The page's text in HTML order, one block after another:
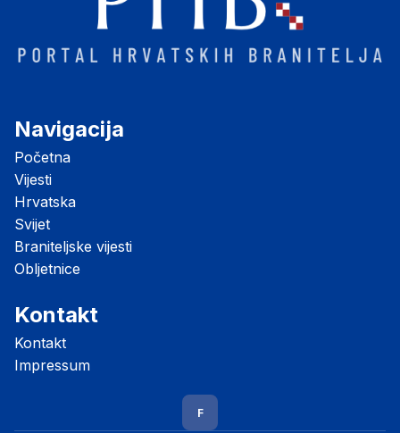
Navigacija
Početna
Vijesti
Hrvatska
Svijet
Braniteljske vijesti
Obljetnice
Kontakt
Kontakt
Impressum
F